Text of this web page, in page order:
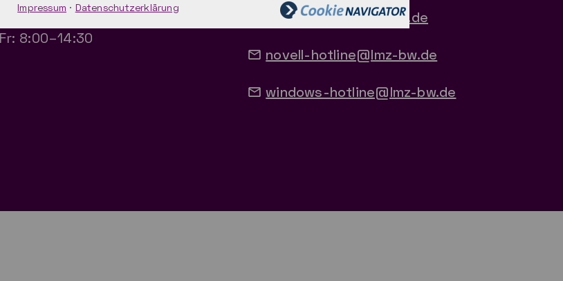
Impressum · Datenschutzerklärung
Mo–Do: 8:00–16:00
Fr: 8:00–14:30
linux-hotline@lmz-bw.de
novell-hotline@lmz-bw.de
windows-hotline@lmz-bw.de